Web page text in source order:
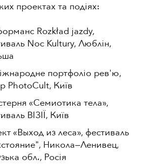
проектах та подіях:
Rozkład jazdy,
Noc Kultury, Люблін,
портфоліо рев'ю,
PhotoCult, Київ
«Семиотика тела»,
ВІЗІЇ, Київ
«Выход из леса», фестиваль
Никола—Ленивец,
обл., Росія